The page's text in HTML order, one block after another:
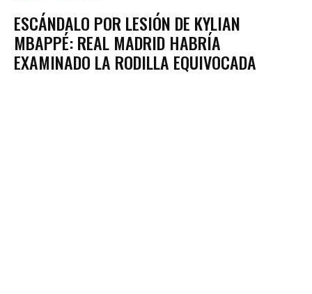
ESCÁNDALO POR LESIÓN DE KYLIAN
MBAPPÉ: REAL MADRID HABRÍA
EXAMINADO LA RODILLA EQUIVOCADA